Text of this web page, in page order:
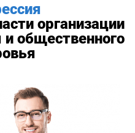
организации
и общественного